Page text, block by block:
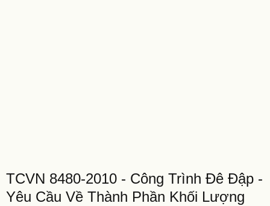
TCVN 8480-2010 - Công Trình Đê Đập -
Yêu Cầu Về Thành Phần Khối Lượng